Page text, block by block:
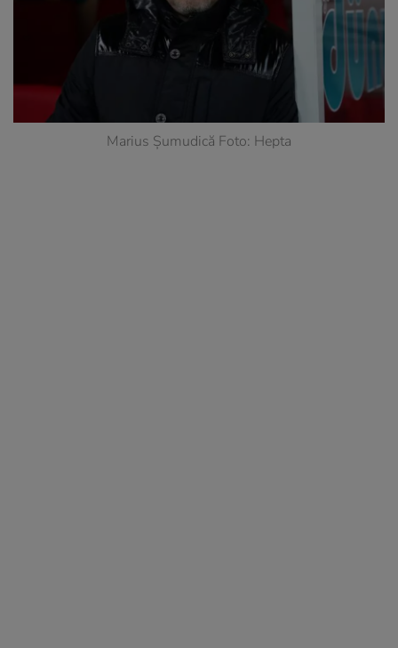
Marius Șumudică Foto: Hepta